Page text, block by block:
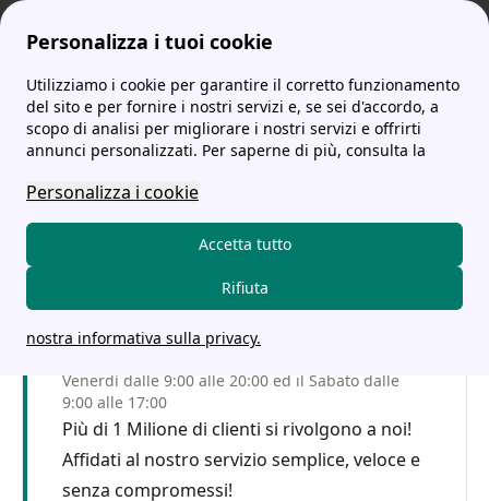
Personalizza i tuoi cookie
Utilizziamo i cookie per garantire il corretto funzionamento
del sito e per fornire i nostri servizi e, se sei d'accordo, a
scopo di analisi per migliorare i nostri servizi e offrirti
annunci personalizzati. Per saperne di più, consulta la
Personalizza i cookie
Accetta tutto
Rifiuta
nostra informativa sulla privacy.
tariffe-energia.it Gelsia Offerte: Tariffe Principali, Vantaggi e Svantaggi
Gelsia Offerte: Tariffe
Principali, Vantaggi e
Svantaggi
Venerdì dalle 9:00 alle 20:00 ed il Sabato dalle
9:00 alle 17:00
Più di 1 Milione di clienti si rivolgono a noi!
Affidati al nostro servizio semplice, veloce e
senza compromessi!